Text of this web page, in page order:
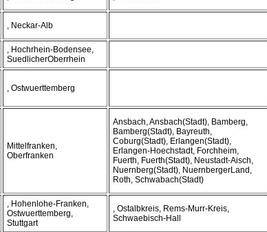
, Neckar-Alb
, Hochrhein-Bodensee,
SuedlicherOberrhein
, Ostwuerttemberg
Mittelfranken,
Oberfranken
Ansbach, Ansbach(Stadt), Bamberg,
Bamberg(Stadt), Bayreuth,
Coburg(Stadt), Erlangen(Stadt),
Erlangen-Hoechstadt, Forchheim,
Fuerth, Fuerth(Stadt), Neustadt-Aisch,
Nuernberg(Stadt), NuernbergerLand,
Roth, Schwabach(Stadt)
, Hohenlohe-Franken,
Ostwuerttemberg,
Stuttgart
, Ostalbkreis, Rems-Murr-Kreis,
Schwaebisch-Hall